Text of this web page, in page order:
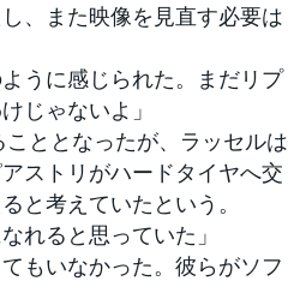
、また映像を見直す必要は
うに感じられた。まだリプ
じゃないよ」
ととなったが、ラッセルは
ストリがハードタイヤへ交
と考えていたという。
れると思っていた」
もいなかった。彼らがソフ